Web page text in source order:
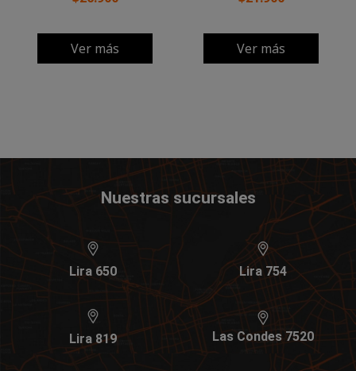
Ver más Ver más
Nuestras sucursales
Lira 650 Lira 754
Lira 819 Las Condes 7520